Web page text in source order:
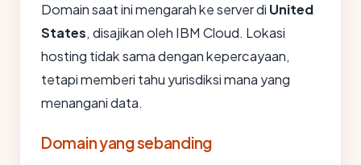
Domain saat ini mengarah ke server di United
States, disajikan oleh IBM Cloud. Lokasi
hosting tidak sama dengan kepercayaan,
tetapi memberi tahu yurisdiksi mana yang
menangani data.
Domain yang sebanding